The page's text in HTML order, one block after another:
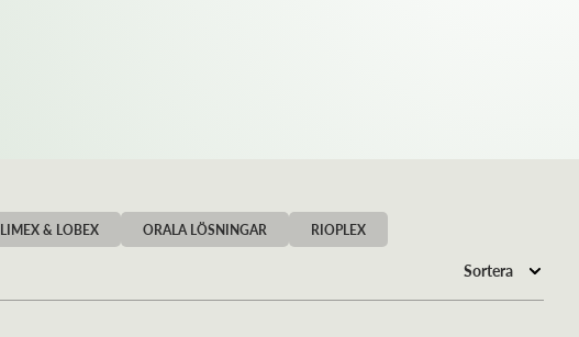
LIMEX & LOBEX ORALA LÖSNINGAR
RIOPLEX
Sortera